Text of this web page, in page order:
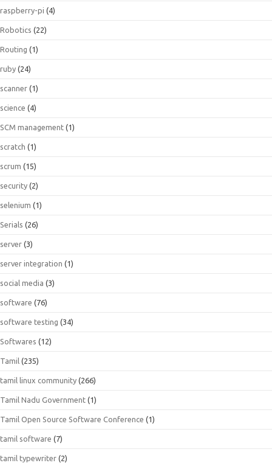
raspberry-pi (4)
Robotics (22)
Routing (1)
ruby (24)
scanner (1)
science (4)
SCM management (1)
scratch (1)
scrum (15)
security (2)
selenium (1)
Serials (26)
server (3)
server integration (1)
social media (3)
software (76)
software testing (34)
Softwares (12)
Tamil (235)
tamil linux community (266)
Tamil Nadu Government (1)
Tamil Open Source Software Conference (1)
tamil software (7)
tamil typewriter (2)